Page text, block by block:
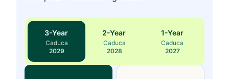
3-Year
Caduca
2029
2-Year
Caduca
2028
1-Year
Caduca
2027